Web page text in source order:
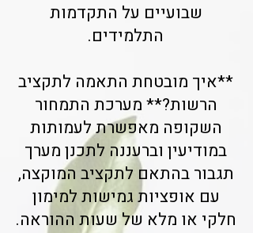
שבועיים על התקדמות
התלמידים.
**איך מובטחת התאמה לתקציב
הרשות?** מערכת התמחור
השקופה מאפשרת לעמותות
במודיעין וברעננה לתכנן מערך
תגבור בהתאם לתקציב המוקצה,
עם אופציות גמישות למימון
חלקי או מלא של שעות ההוראה.